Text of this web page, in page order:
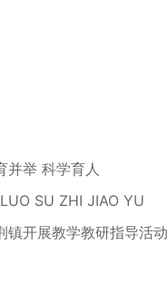
举 科学育人
SU ZHI JIAO YU
开展教学教研指导活动